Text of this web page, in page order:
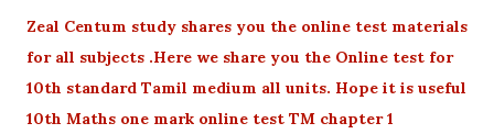
Zeal Centum study shares you the online test materials
for all subjects .Here we share you the Online test for
10th standard Tamil medium all units. Hope it is useful
10th Maths one mark online test TM chapter 1